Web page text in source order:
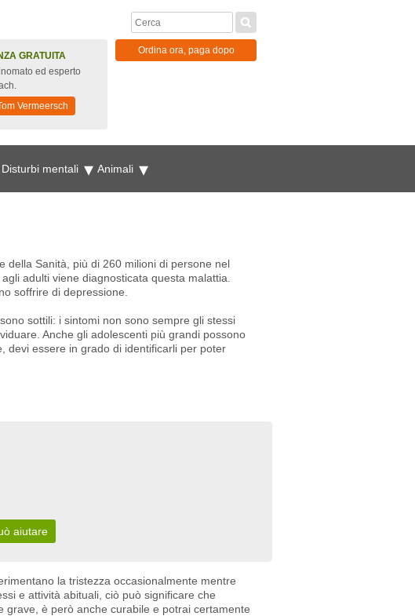
GRATUITA
ed esperto
Vermeersch
Ordina ora, paga dopo
Disturbi mentali Animali
della Sanità, più di 260 milioni di persone nel
adulti viene diagnosticata questa malattia.
soffrire di depressione.
sottili: i sintomi non sono sempre gli stessi
Anche gli adolescenti più grandi possono
devi essere in grado di identificarli per poter
aiutare
la tristezza occasionalmente mentre
e attività abituali, ciò può significare che
è però anche curabile e potrai certamente